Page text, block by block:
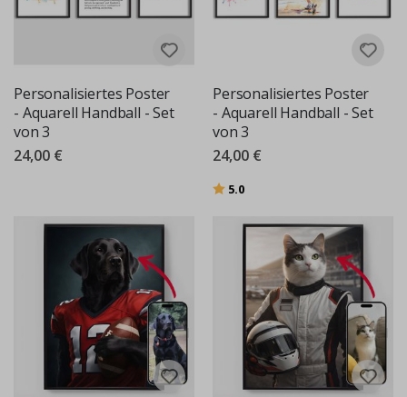
Personalisiertes Poster
- Aquarell Handball - Set
von 3
24,00 €
Personalisiertes Poster
- Aquarell Handball - Set
von 3
24,00 €
Bewertung:
5.0